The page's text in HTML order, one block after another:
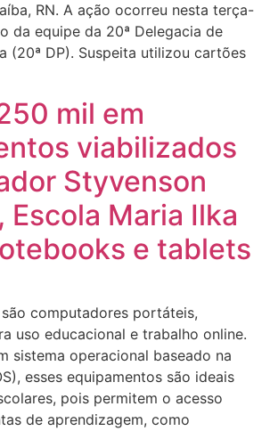
RN. A ação ocorreu nesta terça-
da equipe da 20ª Delegacia de
(20ª DP). Suspeita utilizou cartões
mil em
viabilizados
Styvenson
Escola Maria Ilka
e tablets
computadores portáteis,
uso educacional e trabalho online.
sistema operacional baseado na
esses equipamentos são ideais
pois permitem o acesso
de aprendizagem, como